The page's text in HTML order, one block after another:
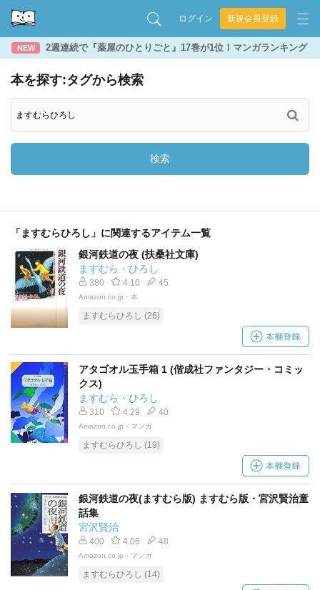
ログイン 新規会員登録
NEW 2週連続で『薬屋のひとりごと』17巻が1位！マンガランキング
本を探す:タグから検索
検索
「ますむらひろし」に関連するアイテム一覧
銀河鉄道の夜 (扶桑社文庫)
ますむら・ひろし
380 4.10 45
Amazon.co.jp・本
ますむらひろし (26)
アタゴオル玉手箱 1 (偕成社ファンタジー・コミッ
クス)
ますむら・ひろし
310 4.29 40
Amazon.co.jp・マンガ
ますむらひろし (19)
銀河鉄道の夜(ますむら版) ますむら版・宮沢賢治童
話集
宮沢賢治
400 4.06 48
Amazon.co.jp・マンガ
ますむらひろし (14)